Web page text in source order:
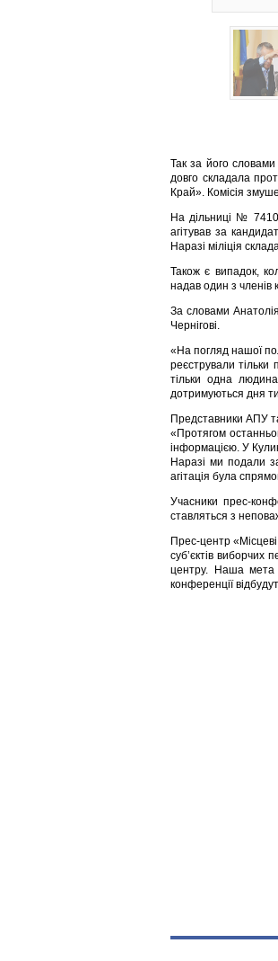
Так за його
довго складала
Край». Комісія
На дільниці №
агітував за
Наразі міліція
Також є випадок,
надав один з членів
За словами
Чернігові.
«На погляд нашої
реєстрували
тільки одна
дотримуються дня
Представники АПУ
«Протягом
інформацією. У
Наразі ми подали
агітація була
Учасники прес-
ставляться з
Прес-центр
суб’єктів виборчих
центру. Наша мета
конференції